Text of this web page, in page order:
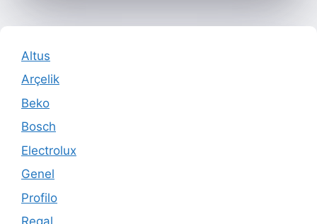
Altus
Arçelik
Beko
Bosch
Electrolux
Genel
Profilo